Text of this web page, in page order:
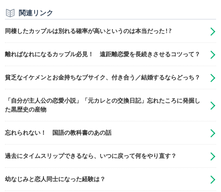
関連リンク
同棲したカップルは別れる確率が高いというのは本当だった!?
離ればなれになるカップル必見！ 遠距離恋愛を長続きさせるコツって？
貧乏なイケメンとお金持ちなブサイク、付き合う／結婚するならどっち？
「自分が主人公の恋愛小説」「元カレとの交換日記」忘れたころに発掘し
た黒歴史の産物
忘れられない！ 国語の教科書のあの話
過去にタイムスリップできるなら、いつに戻って何をやり直す？
幼なじみと恋人同士になった経験は？